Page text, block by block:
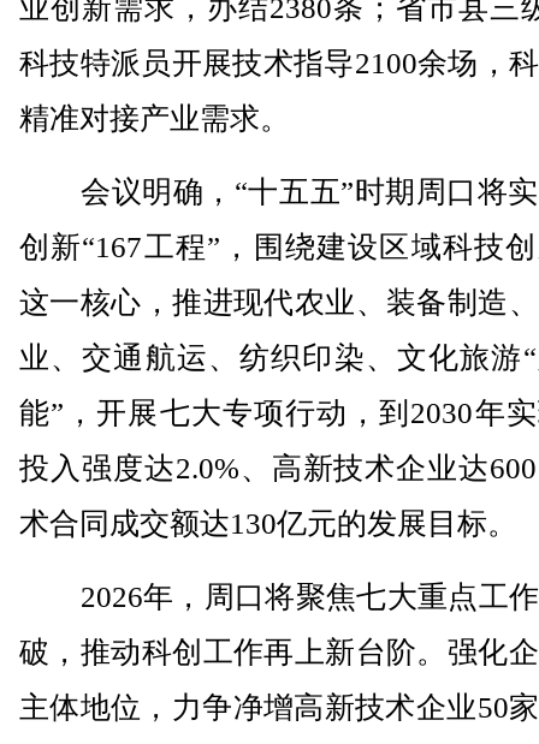
业创新需求，办结2380条；省市县三
科技特派员开展技术指导2100余场，
精准对接产业需求。
会议明确，“十五五”时期周口将
创新“167工程”，围绕建设区域科技
这一核心，推进现代农业、装备制造
业、交通航运、纺织印染、文化旅游
能”，开展七大专项行动，到2030年
投入强度达2.0%、高新技术企业达
术合同成交额达130亿元的发展目标。
2026年，周口将聚焦七大重点工
破，推动科创工作再上新台阶。强化
主体地位，力争净增高新技术企业50